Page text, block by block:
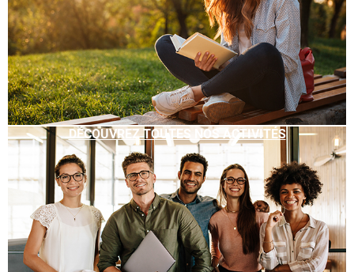
DÉCOUVREZ TOUTES NOS ACTIVITÉS